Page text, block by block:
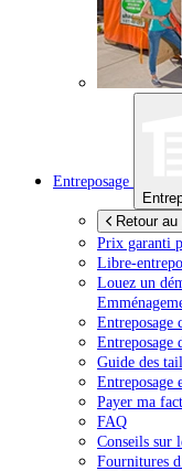
Entreposage
Retour
Prix garanti
Libre-
Louez un
Entreposage
Entreposage
Guide des
Entreposage
Payer ma
FAQ
Conseils sur
Fournitures